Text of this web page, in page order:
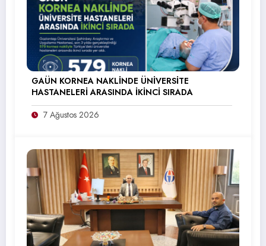
GAÜN KORNEA NAKLİNDE ÜNİVERSİTE
HASTANELERİ ARASINDA İKİNCİ SIRADA
7 Ağustos 2026